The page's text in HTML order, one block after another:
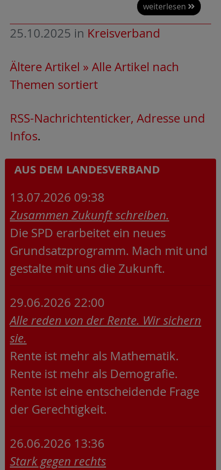
weiterlesen
25.10.2025 in Kreisverband
Ältere Artikel » Alle Artikel nach
Themen sortiert
RSS-Nachrichtenticker, Adresse und
Infos.
AUS DEM LANDESVERBAND
13.07.2026 09:38
Zusammen Zukunft schreiben.
Die SPD erarbeitet ein neues
Grundsatzprogramm. Mach mit und
gestalte mit uns die Zukunft.
29.06.2026 22:00
Alle reden von der Rente. Wir sichern
sie.
Rente ist mehr als Mathematik.
Rente ist mehr als Demografie.
Rente ist eine entscheidende Frage
der Gerechtigkeit.
26.06.2026 13:36
Stark gegen rechts